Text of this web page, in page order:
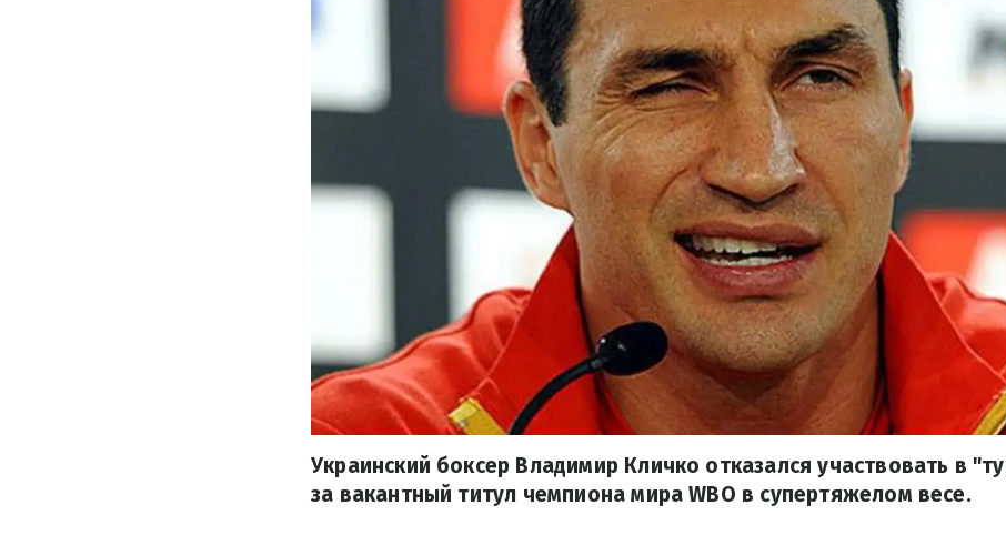
Украинский боксер Владимир Кличко отказался участвовать в
за вакантный титул чемпиона мира WBO в супертяжелом весе.